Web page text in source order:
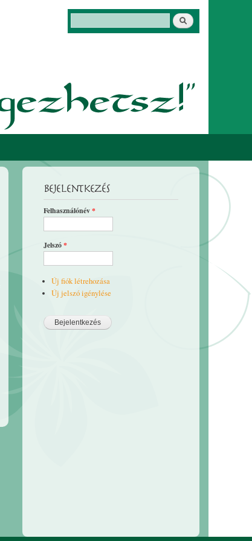
Keresés
Bejelentkezés
Felhasználónév*
Jelszó*
Új fiók létrehozása
Új jelszó igénylése